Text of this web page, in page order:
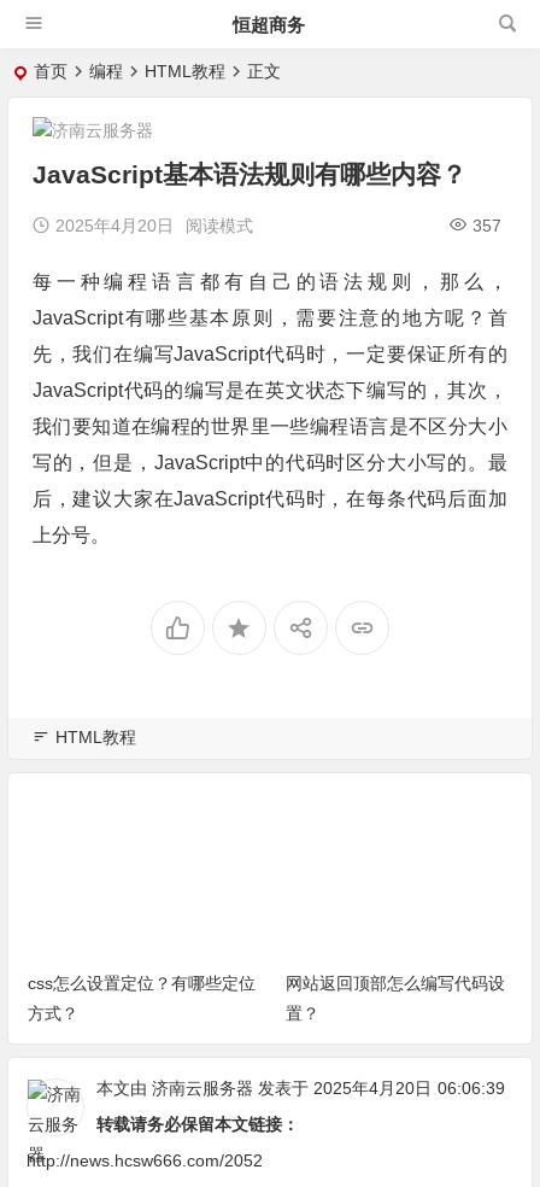
恒超商务
首页 编程 HTML教程 正文
JavaScript基本语法规则有哪些内容？
2025年4月20日 357
阅读模式
每一种编程语言都有自己的语法规则，那么，
JavaScript有哪些基本原则，需要注意的地方呢？首
先，我们在编写JavaScript代码时，一定要保证所有的
JavaScript代码的编写是在英文状态下编写的，其次，
我们要知道在编程的世界里一些编程语言是不区分大小
写的，但是，JavaScript中的代码时区分大小写的。最
后，建议大家在JavaScript代码时，在每条代码后面加
上分号。
HTML教程
css怎么设置定位？有哪些定位
方式？
网站返回顶部怎么编写代码设
置？
本文由 济南云服务器 发表于 2025年4月20日 06:06:39
转载请务必保留本文链接：
http://news.hcsw666.com/2052